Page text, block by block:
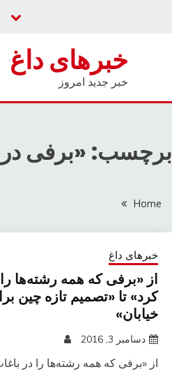
خبرهای داغ
خبر جدید امروز
برچسب: «برفی در
Home
خبرهای داغ
از «برفی که همه رشته‌ها
کرد» تا «تصمیم تازه چین
خیابان»
دسامبر 3, 2016
از «برفی که همه رشته‌ها را در